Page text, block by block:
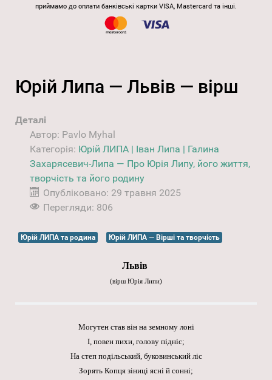
приймамо до оплати банківські картки VISA, Mastercard та інші.
Юрій Липа — Львів — вірш
Деталі
Автор: Pavlo Myhal
Категорія: Юрій ЛИПА | Іван Липа | Галина
Захарясевич-Липа — Про Юрія Липу, його життя,
творчість та його родину
Опубліковано: 29 травня 2025
Перегляди: 806
Юрій ЛИПА та родина Юрій ЛИПА — Вірші та творчість
Львів
(вірш Юрія Липи)
Могутен став він на земному лоні
І, повен пихи, голову підніс;
На степ подільський, буковинський ліс
Зорять Копця зіниці ясні й сонні;